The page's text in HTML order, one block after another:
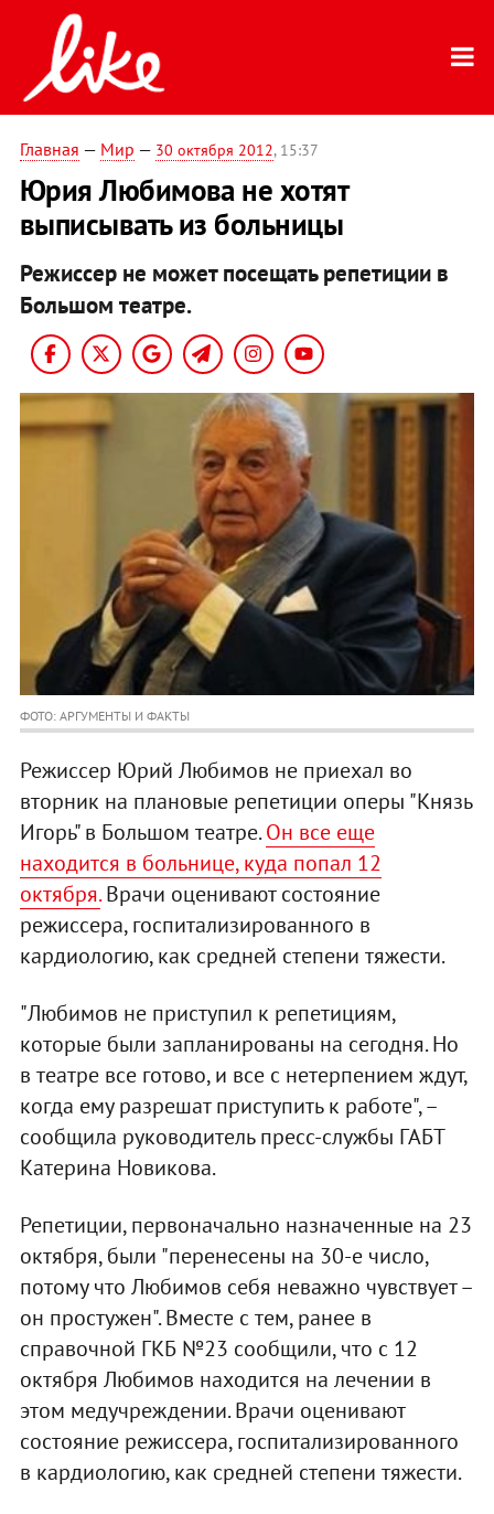
Главная — Мир — 30 октября 2012, 15:37
Юрия Любимова не хотят
выписывать из больницы
Режиссер не может посещать репетиции в
Большом театре.
ФОТО: АРГУМЕНТЫ И ФАКТЫ
Режиссер Юрий Любимов не приехал во
вторник на плановые репетиции оперы "Князь
Игорь" в Большом театре.Он все еще
находится в больнице, куда попал 12
октября.Врачи оценивают состояние
режиссера, госпитализированного в
кардиологию, как средней степени тяжести.
"Любимов не приступил к репетициям,
которые были запланированы на сегодня. Но
в театре все готово, и все с нетерпением ждут,
когда ему разрешат приступить к работе", –
сообщила руководитель пресс-службы ГАБТ
Катерина Новикова.
Репетиции, первоначально назначенные на 23
октября, были "перенесены на 30-е число,
потому что Любимов себя неважно чувствует –
он простужен". Вместе с тем, ранее в
справочной ГКБ №23 сообщили, что с 12
октября Любимов находится на лечении в
этом медучреждении. Врачи оценивают
состояние режиссера, госпитализированного
в кардиологию, как средней степени тяжести.